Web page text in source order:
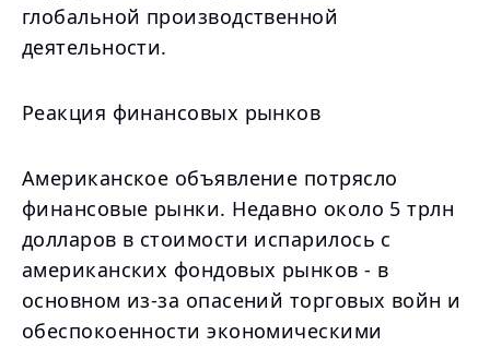
глобальной производственной
деятельности.
Реакция финансовых рынков
Американское объявление потрясло
финансовые рынки. Недавно около 5 трлн
долларов в стоимости испарилось с
американских фондовых рынков - в
основном из-за опасений торговых войн и
обеспокоенности экономическими